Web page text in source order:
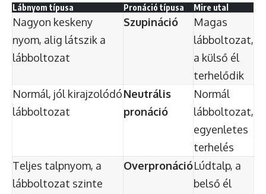
Lábnyom típusa Pronáció típusa Mire utal
Nagyon keskeny
nyom, alig látszik a
lábboltozat
Szupináció
Magas
lábboltozat,
a külső él
terhelődik
Normál, jól kirajzolódó
lábboltozat
Neutrális
pronáció
Normál
lábboltozat,
egyenletes
terhelés
Teljes talpnyom, a
lábboltozat szinte
OverpronációLúdtalp, a
belső él